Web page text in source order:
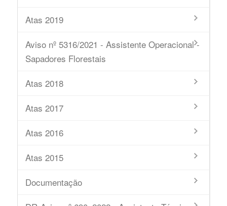
Atas 2019
Aviso nº 5316/2021 - Assistente Operacional -
Sapadores Florestais
Atas 2018
Atas 2017
Atas 2016
Atas 2015
Documentação